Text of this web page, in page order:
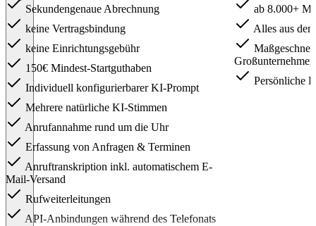
Sekundengenaue Abrechnung
keine Vertragsbindung
keine Einrichtungsgebühr
150€ Mindest-Startguthaben
Individuell konfigurierbarer KI-Prompt
Mehrere natürliche KI-Stimmen
Anrufannahme rund um die Uhr
Erfassung von Anfragen & Terminen
Anruftranskription inkl. automatischem E-
Mail-Versand
Rufweiterleitungen
API-Anbindungen während des Telefonats
ab 8.000+
Alles aus
Persönliche